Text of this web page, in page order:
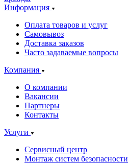
Информация
Оплата товаров и услуг
Самовывоз
Доставка заказов
Часто задаваемые вопросы
Компания
О компании
Вакансии
Партнеры
Контакты
Услуги
Сервисный центр
Монтаж систем безопасности